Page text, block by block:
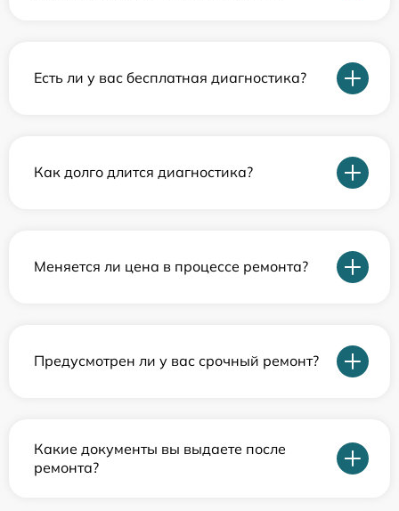
Есть ли у вас бесплатная диагностика?
Как долго длится диагностика?
Меняется ли цена в процессе ремонта?
Предусмотрен ли у вас срочный ремонт?
Какие документы вы выдаете после
ремонта?